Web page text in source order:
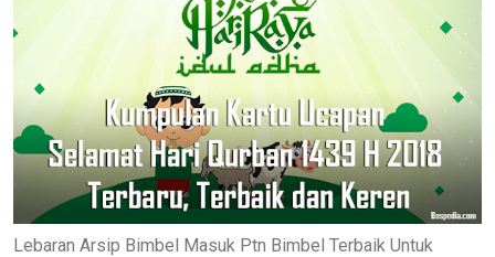
Lebaran Arsip Bimbel Masuk Ptn Bimbel Terbaik Untuk